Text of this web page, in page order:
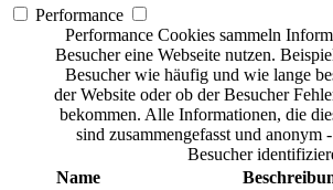
Performance
Performance Cookies sammeln
Besucher eine Webseite nutzen.
Besucher wie häufig und wie lange
der Website oder ob der Besucher
bekommen. Alle Informationen, die
sind zusammengefasst und anonym
Besucher
Name